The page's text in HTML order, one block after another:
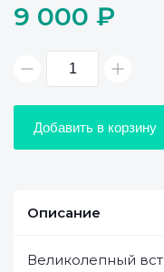
9 000 ₽
Добавить в корзину
Описание
Великолепный